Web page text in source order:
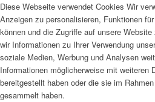
Diese Webseite verwendet Cookies Wir
Anzeigen zu personalisieren, Funktionen
können und die Zugriffe auf unsere
wir Informationen zu Ihrer Verwendung
soziale Medien, Werbung und Analysen
Informationen möglicherweise mit weiteren
bereitgestellt haben oder die sie im
gesammelt haben.